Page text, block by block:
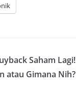
Saham Lagi!
atau Gimana Nih?